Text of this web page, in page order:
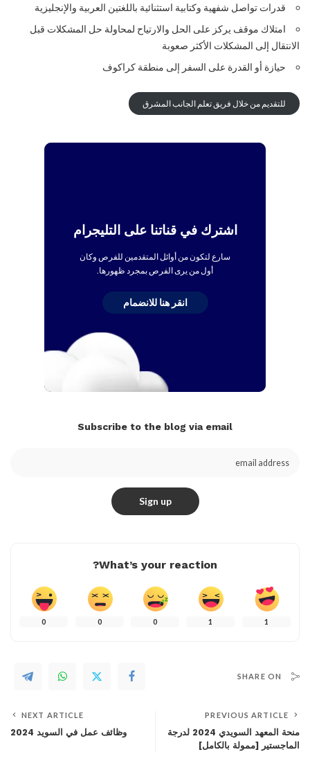
قدرات تواصل شفهية وكتابية استثنائية باللغتين العربية والإنجليزية
امتلاك موقف يركز على الحل والارتياح لمحاولة حل المشكلات قبل
الانتقال إلى المشكلات الأكثر صعوبة
حيازة أو القدرة على السفر إلى منطقة كراكوف
للتقديم من خلال فريق تعلم الجانب المشرق
اشترك في قناتنا على التليجرام
سارع لتكون من أوائل المتقدمين للفرص وكان
أول من يرى الفرص بمجرد ظهورها.
انقر هنا للانضمام
Subscribe to the blog via email
What’s your reaction?
1
1
0
0
0
SHARE ON
PREVIOUS ARTICLE
منحة المعهد السويدي 2024 لدرجة
الماجستير [ممولة بالكامل]
NEXT ARTICLE
وظائف عمل في السويد 2024